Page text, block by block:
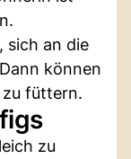
sich an die
können
zu füttern.
zu